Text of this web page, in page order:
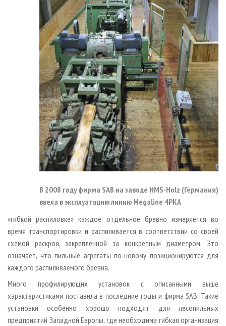
В 2008 году фирма SAB на заводе HMS-Holz (Германия)
ввела в эксплуатацию линию Megaline 4PKA
«гибкой распиловке» каждое отдельное бревно измеряется во
время транспортировки и распиливается в соответствии со своей
схемой раскроя, закрепленной за конкретным диаметром. Это
означает, что пильные агрегаты по-новому позиционируются для
каждого распиливаемого бревна.
Много профилирующих установок с описанными выше
характеристиками поставила в последние годы и фирма SAB. Такие
установки особенно хорошо подходят для лесопильных
предприятий Западной Европы, где необходима гибкая организация